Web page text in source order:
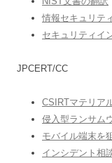
情報セキュリテ
セキュリティイ
JPCERT/CC
CSIRTマテリア
侵入型ランサム
モバイル端末を
インシデント相